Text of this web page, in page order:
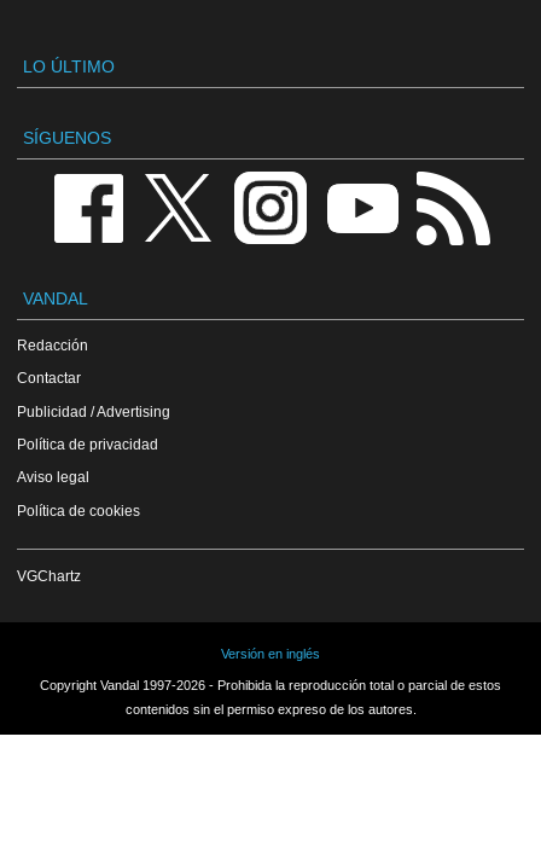
LO ÚLTIMO
SÍGUENOS
VANDAL
Redacción
Contactar
Publicidad / Advertising
Política de privacidad
Aviso legal
Política de cookies
VGChartz
Versión en inglés
Copyright Vandal 1997-2026 - Prohibida la reproducción total o parcial de estos
contenidos sin el permiso expreso de los autores.